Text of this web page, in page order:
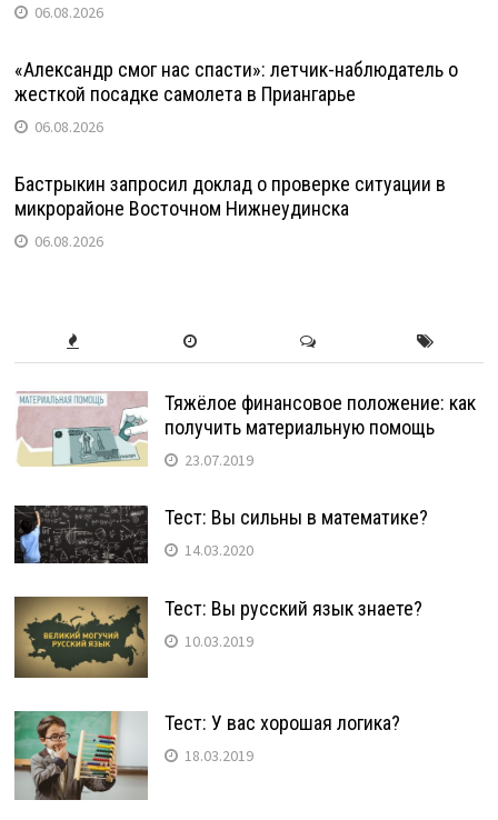
06.08.2026
«Александр смог нас спасти»: летчик-наблюдатель о
жесткой посадке самолета в Приангарье
06.08.2026
Бастрыкин запросил доклад о проверке ситуации в
микрорайоне Восточном Нижнеудинска
06.08.2026
Тяжёлое финансовое положение: как
получить материальную помощь
23.07.2019
Тест: Вы сильны в математике?
14.03.2020
Тест: Вы русский язык знаете?
10.03.2019
Тест: У вас хорошая логика?
18.03.2019